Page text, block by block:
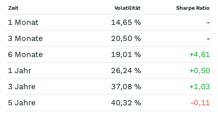
Zeit Volatilität Sharpe Ratio
1 Monat 14,65 %
-
3 Monate
20,50 %
-
6 Monate
19,01 %
+4,61
1 Jahr
26,24 %
+0,50
3 Jahre
37,08 %
+1,03
5 Jahre
40,32 % -0,11